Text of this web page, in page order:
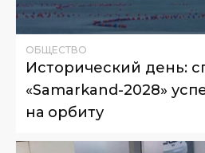
ОБЩЕСТВО
Исторический день:
«Samarkand-2028»
на орбиту